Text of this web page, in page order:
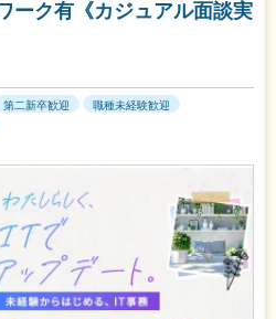
ーク有《カジュアル面談実
第二新卒歓迎
職種未経験歓迎